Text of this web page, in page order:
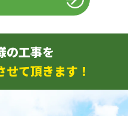
の工事を
て頂きます！